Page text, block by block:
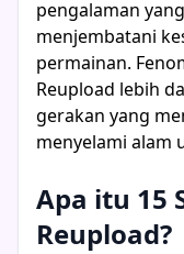
pengalaman
menjembatani
permainan.
Reupload lebih
gerakan yang
menyelami alam
Apa itu 15
Reupload?